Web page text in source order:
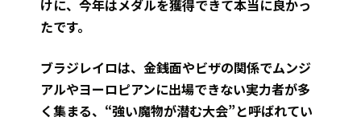
けに、今年はメダルを獲得できて本当に良かっ
たです。
ブラジレイロは、金銭面やビザの関係でムンジ
アルやヨーロピアンに出場できない実力者が多
く集まる、“強い魔物が潜む大会”と呼ばれてい